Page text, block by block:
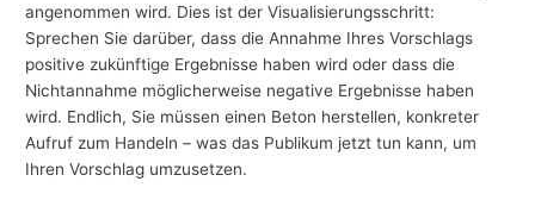
angenommen wird. Dies ist der Visualisierungsschritt:
Sprechen Sie darüber, dass die Annahme Ihres Vorschlags
positive zukünftige Ergebnisse haben wird oder dass die
Nichtannahme möglicherweise negative Ergebnisse haben
wird. Endlich, Sie müssen einen Beton herstellen, konkreter
Aufruf zum Handeln – was das Publikum jetzt tun kann, um
Ihren Vorschlag umzusetzen.